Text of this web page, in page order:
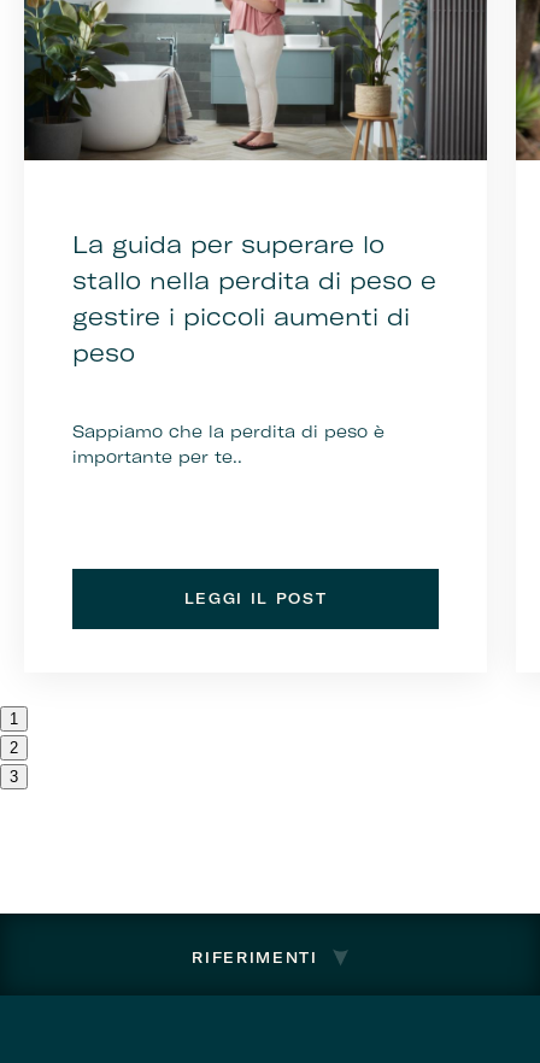
La guida per superare lo
stallo nella perdita di peso e
gestire i piccoli aumenti di
peso
Sappiamo che la perdita di peso è
importante per te..
LEGGI IL POST
1
2
3
RIFERIMENTI